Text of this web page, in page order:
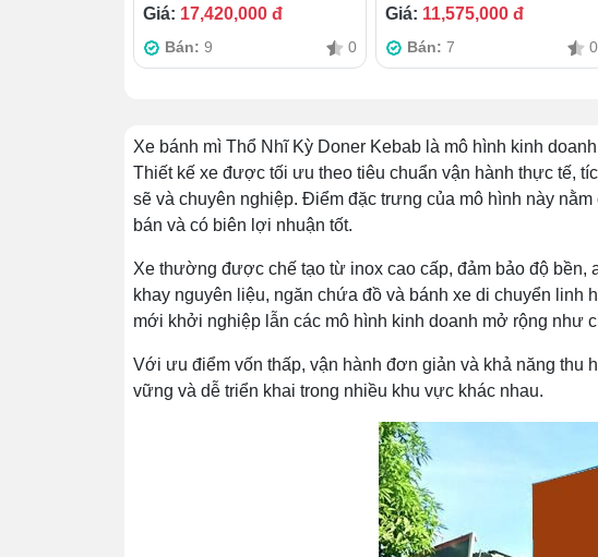
Giá: 17,420,000 đ
Bán: 9 0
Giá: 11,575,000 đ
Bán: 7 0
Xe bánh mì Thổ Nhĩ Kỳ Doner Kebab là mô hình kinh
Thiết kế xe được tối ưu theo tiêu chuẩn vận hành thực tế,
sẽ và chuyên nghiệp. Điểm đặc trưng của mô hình này
bán và có biên lợi nhuận tốt.
Xe thường được chế tạo từ inox cao cấp, đảm bảo độ
khay nguyên liệu, ngăn chứa đồ và bánh xe di chuyển
mới khởi nghiệp lẫn các mô hình kinh doanh mở rộng như
Với ưu điểm vốn thấp, vận hành đơn giản và khả năng thu
vững và dễ triển khai trong nhiều khu vực khác nhau.